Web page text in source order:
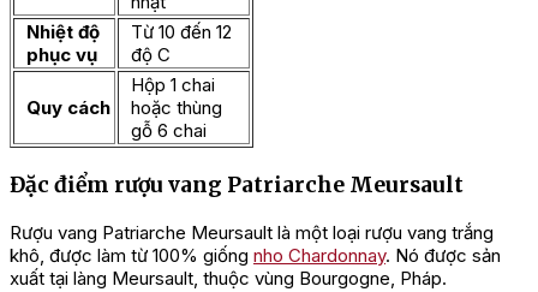
Nhiệt độ
phục vụ
Từ 10 đến 12
độ C
Quy cách
Hộp 1 chai
hoặc thùng
gỗ 6 chai
Đặc điểm rượu vang Patriarche Meursault
Rượu vang Patriarche Meursault là một loại rượu vang trắng
khô, được làm từ 100% giống nho Chardonnay. Nó được sản
xuất tại làng Meursault, thuộc vùng Bourgogne, Pháp.